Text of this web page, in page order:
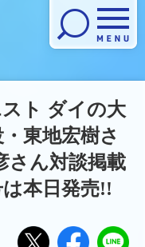
ト ダイの大
東地宏樹さ
さん対談掲載
本日発売!!